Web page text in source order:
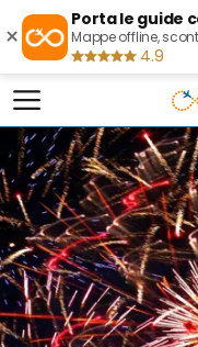
×
Porta le guide
Mappe offline,
4.9